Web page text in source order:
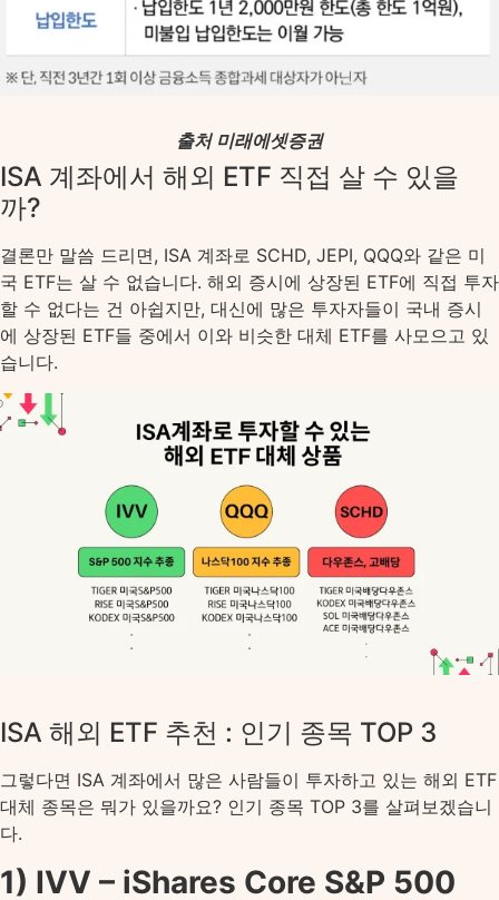
출처 미래에셋증권
ISA 계좌에서 해외 ETF 직접 살 수 있을
까?
결론만 말씀 드리면, ISA 계좌로 SCHD, JEPI, QQQ와 같은 미
국 ETF는 살 수 없습니다. 해외 증시에 상장된 ETF에 직접 투자
할 수 없다는 건 아쉽지만, 대신에 많은 투자자들이 국내 증시
에 상장된 ETF들 중에서 이와 비슷한 대체 ETF를 사모으고 있
습니다.
ISA 해외 ETF 추천 : 인기 종목 TOP 3
그렇다면 ISA 계좌에서 많은 사람들이 투자하고 있는 해외 ETF
대체 종목은 뭐가 있을까요? 인기 종목 TOP 3를 살펴보겠습니
다.
1) IVV – iShares Core S&P 500